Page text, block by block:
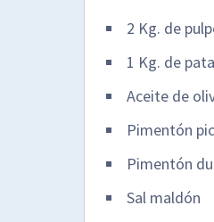
2 Kg. de
1 Kg. de
Aceite de
Pimentón
Pimentón
Sal maldón